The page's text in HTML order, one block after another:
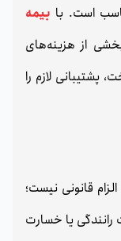
است. با بیمه
از هزینه‌های
لازم را
قانونی نیست؛
رانندگی یا خسارت